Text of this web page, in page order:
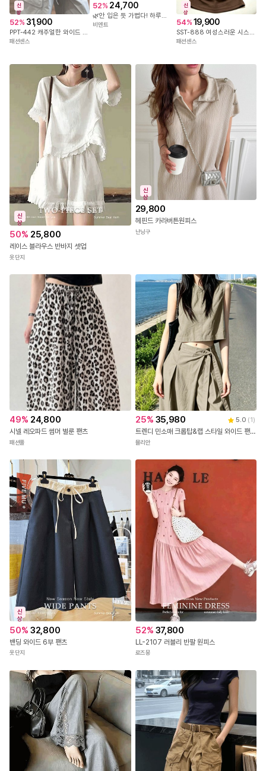
신
상
52% 31,900
패션센스
52% 24,700
🌿안 입은 듯 가볍다! 하루종일 완벽핏🌿JM-326 라운드넥 루즈핏 반팔 원피스
비엔트
신
상
54% 19,900
패션센스
신
상
50% 25,800
레이스 블라우스 반바지 셋업
옷단지
신
상
29,800
헤핀드 카라버튼원피스
난닝구
49% 24,800
시넬 레오파드 썸머 벌룬 팬츠
패션풀
25% 35,980 5.0 (1 )
트렌디 민소매 크롭탑&랩 스타일 와이드 팬츠 😍2SET😍
뮬리안
신
상
50% 32,800
밴딩 와이드 6부 팬츠
옷단지
52% 37,800
LL-2107 러블리 반팔 원피스
로즈몽